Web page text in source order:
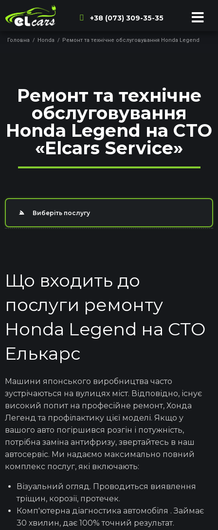
+38 (073) 309-35-35
Головна / Honda / Ремонт та технічне обслуговування Honda Legend
Ремонт та технічне
обслуговування
Honda Legend на СТО
«Elcars Service»
Виберіть послугу
Відновлення авто після ДТП
Капітальний ремонт двигуна
Ремонт и восстановление подушек
безопасности SRS Airbag
Заміна амортизаторів
Заміна ШРКШ
Заміна підшипника маточини
Що входить до
послуги ремонту
Honda Legend на СТО
Елькарс
Машини японського виробництва часто
зустрічаються на вулицях міст. Відповідно, існує
високий попит на професійне ремонт, Хонда
Легендта профілактику цієї моделі. Якщо у
вашого авто погіршився розгін і потужність,
потрібна заміна антифризу, звертайтесь в наш
автосервіс. Ми надаємо максимально повний
комплекс послуг, які включають:
Візуальний огляд. Проводиться виявлення
тріщин, корозії, протечек.
Комп'ютерна діагностика автомобіля . Займає
30 хвилин, дає 100% точний результат.